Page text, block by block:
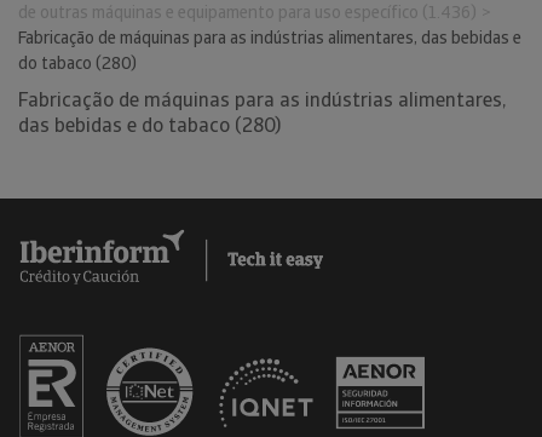
de outras máquinas e equipamento para uso específico (1.436)
Fabricação de máquinas para as indústrias alimentares, das bebidas e
do tabaco (280)
Fabricação de máquinas para as indústrias alimentares,
das bebidas e do tabaco (280)